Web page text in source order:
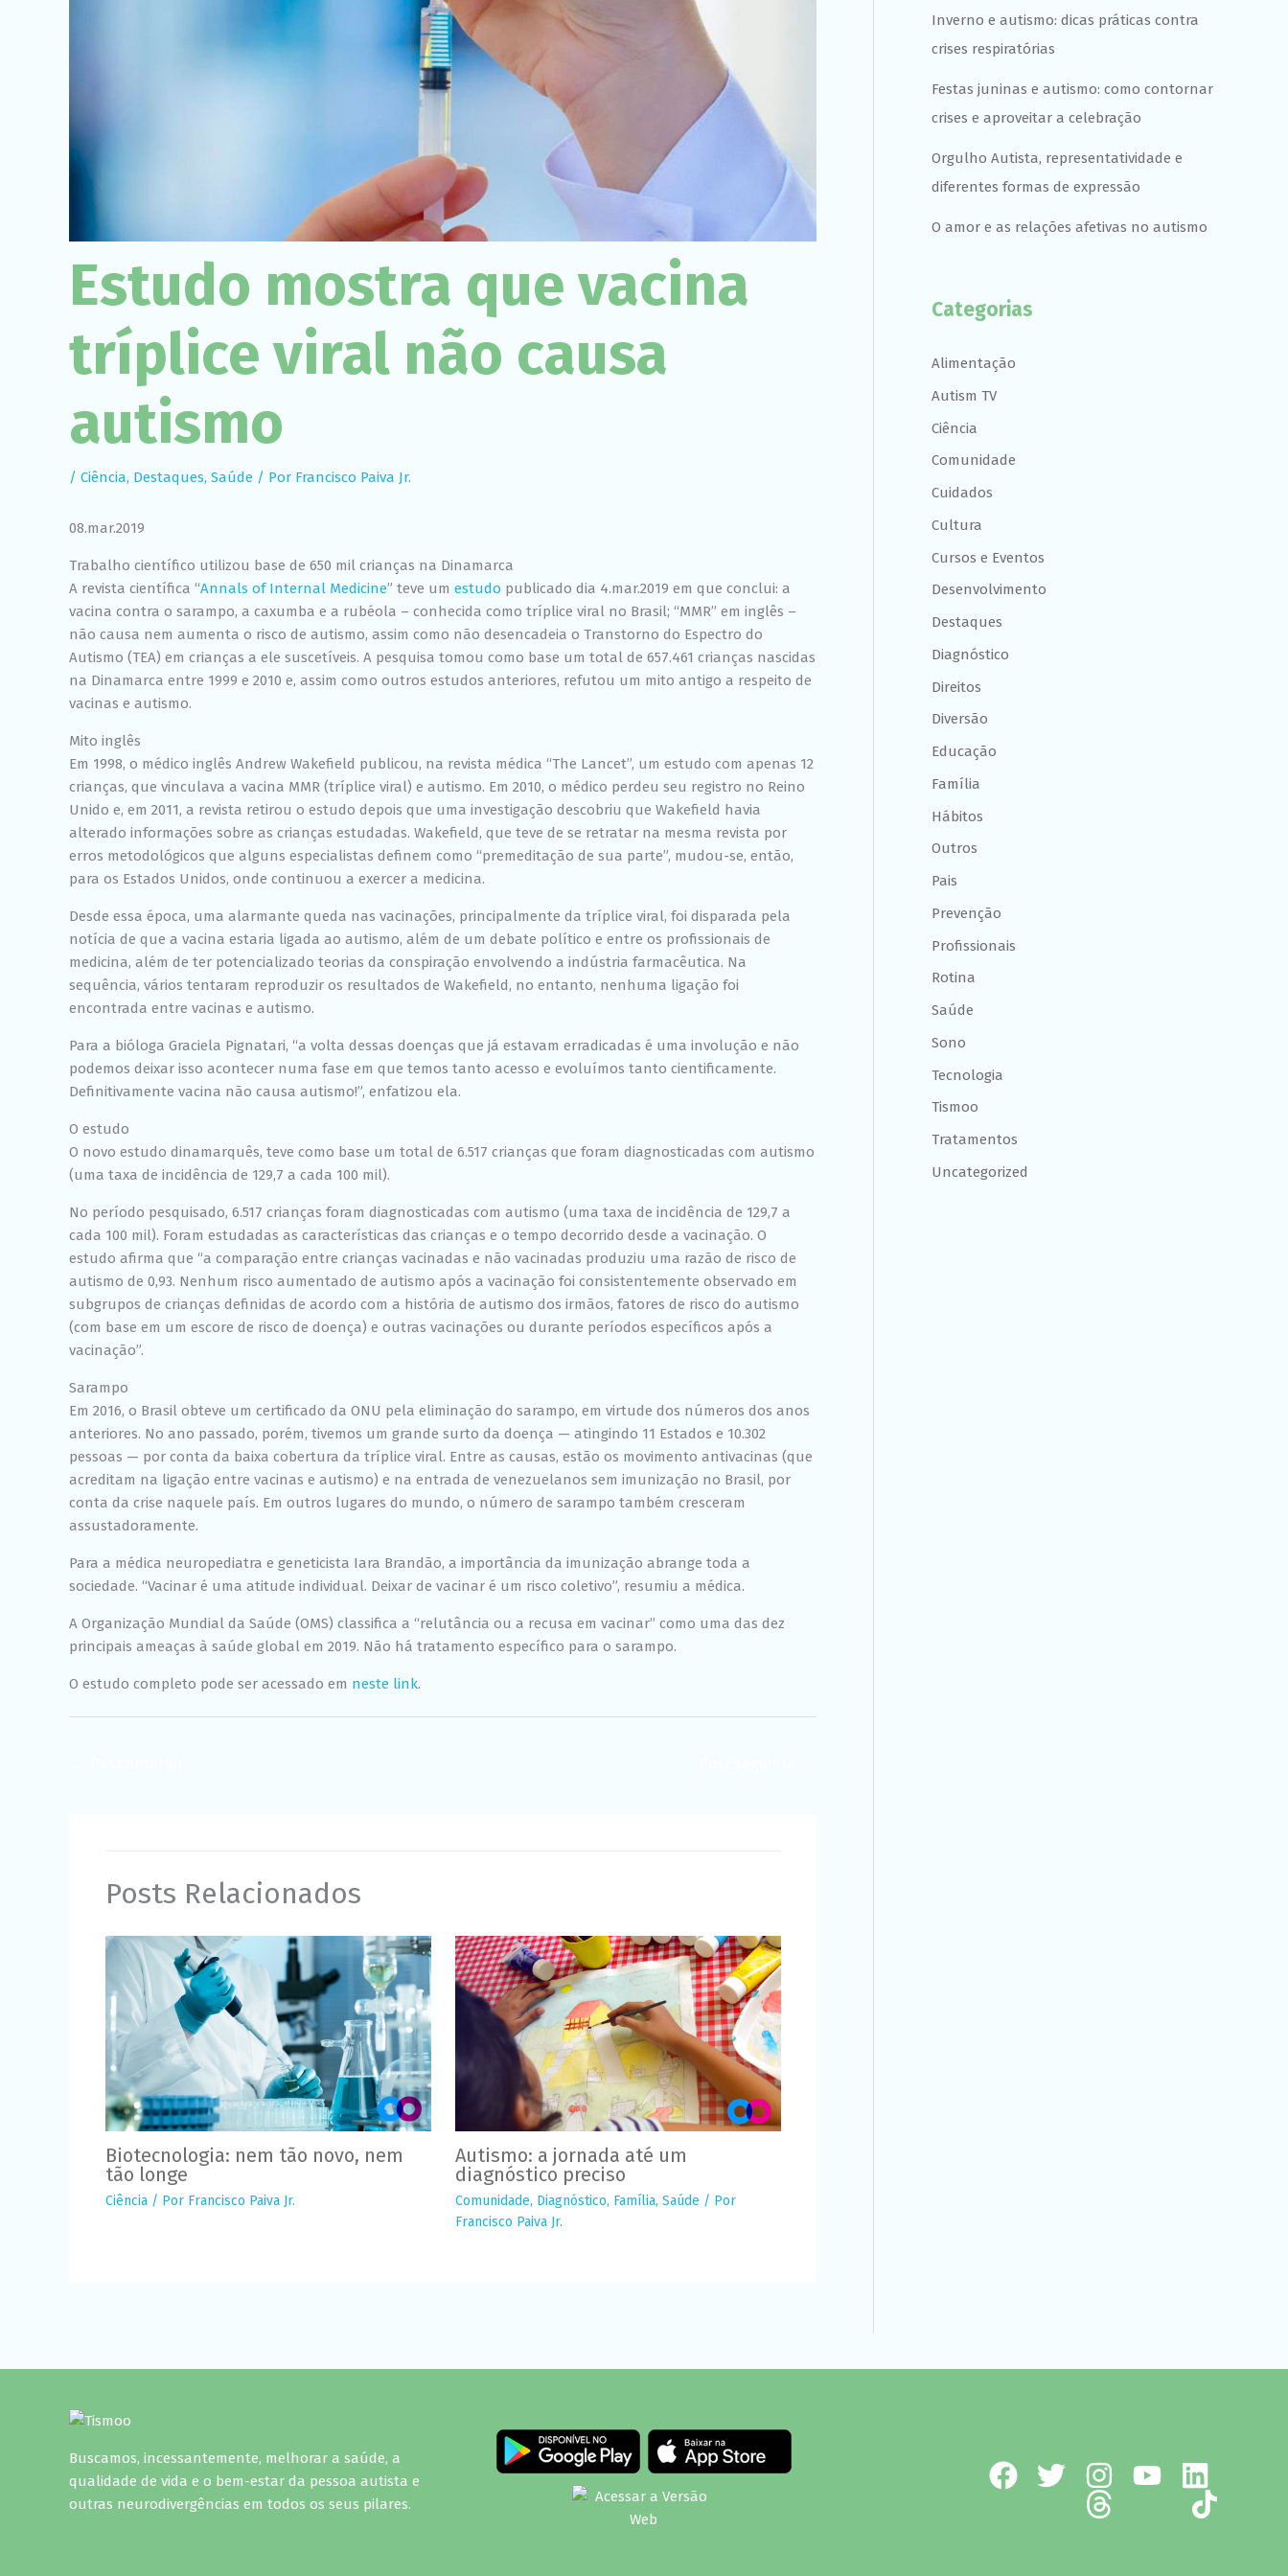
Estudo mostra que vacina
tríplice viral não causa
autismo
/ Ciência, Destaques, Saúde / Por Francisco Paiva Jr.
08.mar.2019
Trabalho científico utilizou base de 650 mil crianças na Dinamarca
A revista científica “Annals of Internal Medicine” teve um estudo publicado dia 4.mar.2019 em que conclui: a
vacina contra o sarampo, a caxumba e a rubéola – conhecida como tríplice viral no Brasil; “MMR” em inglês –
não causa nem aumenta o risco de autismo, assim como não desencadeia o Transtorno do Espectro do
Autismo (TEA) em crianças a ele suscetíveis. A pesquisa tomou como base um total de 657.461 crianças nascidas
na Dinamarca entre 1999 e 2010 e, assim como outros estudos anteriores, refutou um mito antigo a respeito de
vacinas e autismo.
Mito inglês
Em 1998, o médico inglês Andrew Wakefield publicou, na revista médica “The Lancet”, um estudo com apenas 12
crianças, que vinculava a vacina MMR (tríplice viral) e autismo. Em 2010, o médico perdeu seu registro no Reino
Unido e, em 2011, a revista retirou o estudo depois que uma investigação descobriu que Wakefield havia
alterado informações sobre as crianças estudadas. Wakefield, que teve de se retratar na mesma revista por
erros metodológicos que alguns especialistas definem como “premeditação de sua parte”, mudou-se, então,
para os Estados Unidos, onde continuou a exercer a medicina.
Desde essa época, uma alarmante queda nas vacinações, principalmente da tríplice viral, foi disparada pela
notícia de que a vacina estaria ligada ao autismo, além de um debate político e entre os profissionais de
medicina, além de ter potencializado teorias da conspiração envolvendo a indústria farmacêutica. Na
sequência, vários tentaram reproduzir os resultados de Wakefield, no entanto, nenhuma ligação foi
encontrada entre vacinas e autismo.
Para a bióloga Graciela Pignatari, “a volta dessas doenças que já estavam erradicadas é uma involução e não
podemos deixar isso acontecer numa fase em que temos tanto acesso e evoluímos tanto cientificamente.
Definitivamente vacina não causa autismo!”, enfatizou ela.
O estudo
O novo estudo dinamarquês, teve como base um total de 6.517 crianças que foram diagnosticadas com autismo
(uma taxa de incidência de 129,7 a cada 100 mil).
No período pesquisado, 6.517 crianças foram diagnosticadas com autismo (uma taxa de incidência de 129,7 a
cada 100 mil). Foram estudadas as características das crianças e o tempo decorrido desde a vacinação. O
estudo afirma que “a comparação entre crianças vacinadas e não vacinadas produziu uma razão de risco de
autismo de 0,93. Nenhum risco aumentado de autismo após a vacinação foi consistentemente observado em
subgrupos de crianças definidas de acordo com a história de autismo dos irmãos, fatores de risco do autismo
(com base em um escore de risco de doença) e outras vacinações ou durante períodos específicos após a
vacinação”.
Sarampo
Em 2016, o Brasil obteve um certificado da ONU pela eliminação do sarampo, em virtude dos números dos anos
anteriores. No ano passado, porém, tivemos um grande surto da doença — atingindo 11 Estados e 10.302
pessoas — por conta da baixa cobertura da tríplice viral. Entre as causas, estão os movimento antivacinas (que
acreditam na ligação entre vacinas e autismo) e na entrada de venezuelanos sem imunização no Brasil, por
conta da crise naquele país. Em outros lugares do mundo, o número de sarampo também cresceram
assustadoramente.
Para a médica neuropediatra e geneticista Iara Brandão, a importância da imunização abrange toda a
sociedade. “Vacinar é uma atitude individual. Deixar de vacinar é um risco coletivo”, resumiu a médica.
A Organização Mundial da Saúde (OMS) classifica a “relutância ou a recusa em vacinar” como uma das dez
principais ameaças à saúde global em 2019. Não há tratamento específico para o sarampo.
O estudo completo pode ser acessado em neste link.
Posts Relacionados
Biotecnologia: nem tão novo, nem
tão longe
Ciência/ Por Francisco Paiva Jr.
Autismo: a jornada até um
diagnóstico preciso
Comunidade, Diagnóstico, Família, Saúde / Por
Francisco Paiva Jr.
Inverno e autismo: dicas práticas contra
crises respiratórias
Festas juninas e autismo: como contornar
crises e aproveitar a celebração
Orgulho Autista, representatividade e
diferentes formas de expressão
O amor e as relações afetivas no autismo
Categorias
Alimentação
Autism TV
Ciência
Comunidade
Cuidados
Cultura
Cursos e Eventos
Desenvolvimento
Destaques
Diagnóstico
Direitos
Diversão
Educação
Família
Hábitos
Outros
Pais
Prevenção
Profissionais
Rotina
Saúde
Sono
Tecnologia
Tismoo
Tratamentos
Uncategorized
Buscamos, incessantemente, melhorar a saúde, a
qualidade de vida e o bem-estar da pessoa autista e
outras neurodivergências em todos os seus pilares.
Necessário
Esses cookies
não são
opcionais. São
necessários
para o
funcionamento
melhorar a
funcionalidade
e a estrutura
cookies,
algumas
funcionalidades
desaparecerão
do site.
seus interesses
comportamento
ao visitar nosso
site, você
aumenta a
chance de ver
personalizadas.